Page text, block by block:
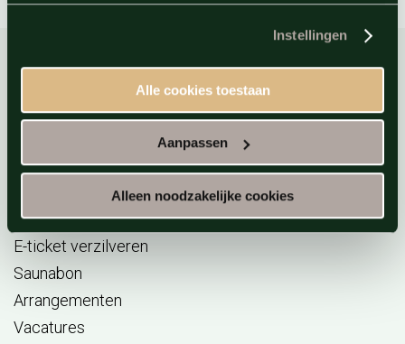
Instellingen
Alle cookies toestaan
Aanpassen
Alleen noodzakelijke cookies
Direct naar
Sauna
Acties
E-ticket verzilveren
Saunabon
Arrangementen
Vacatures